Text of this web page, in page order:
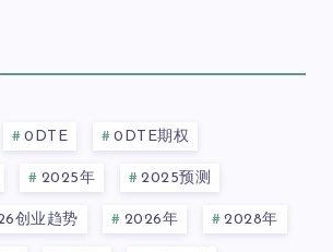
0DTE 0DTE期权
2025年 2025预测
创业趋势 2026年 2028年